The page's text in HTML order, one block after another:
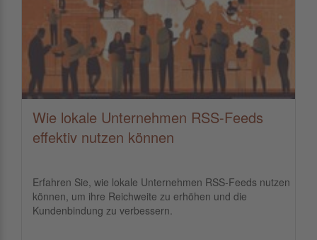
Wie lokale Unternehmen RSS-Feeds
effektiv nutzen können
Erfahren Sie, wie lokale Unternehmen RSS-Feeds nutzen
können, um ihre Reichweite zu erhöhen und die
Kundenbindung zu verbessern.